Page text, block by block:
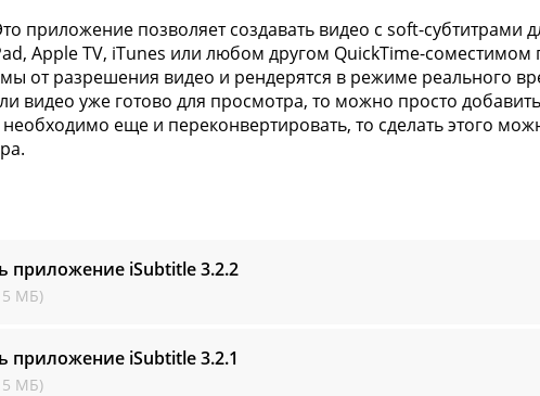
приложение позволяет создавать видео с soft-субтитрами
Apple TV, iTunes или любом другом QuickTime-соместимом
от разрешения видео и рендерятся в режиме реального
видео уже готово для просмотра, то можно просто
еще и переконвертировать, то сделать этого
приложение iSubtitle3.2.2
МБ)
приложение iSubtitle3.2.1
МБ)